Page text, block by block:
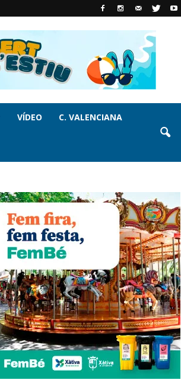
VÍDEO C. VALENCIANA